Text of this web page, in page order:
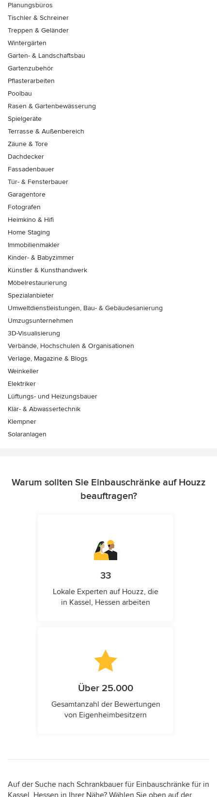
Planungsbüros
Tischler & Schreiner
Treppen & Geländer
Wintergärten
Garten- & Landschaftsbau
Gartenzubehör
Pflasterarbeiten
Poolbau
Rasen & Gartenbewässerung
Spielgeräte
Terrasse & Außenbereich
Zäune & Tore
Dachdecker
Fassadenbauer
Tür- & Fensterbauer
Garagentore
Fotografen
Heimkino & Hifi
Home Staging
Immobilienmakler
Kinder- & Babyzimmer
Künstler & Kunsthandwerk
Möbelrestaurierung
Spezialanbieter
Umweltdienstleistungen, Bau- & Gebäudesanierung
Umzugsunternehmen
3D-Visualisierung
Verbände, Hochschulen & Organisationen
Verlage, Magazine & Blogs
Weinkeller
Elektriker
Lüftungs- und Heizungsbauer
Klär- & Abwassertechnik
Klempner
Solaranlagen
Warum sollten Sie Einbauschränke auf Houzz
beauftragen?
33
Lokale Experten auf Houzz, die
in Kassel, Hessen arbeiten
Über 25.000
Gesamtanzahl der Bewertungen
von Eigenheimbesitzern
Auf der Suche nach Schrankbauer für Einbauschränke für in
Kassel, Hessen in Ihrer Nähe? Wählen Sie oben auf der